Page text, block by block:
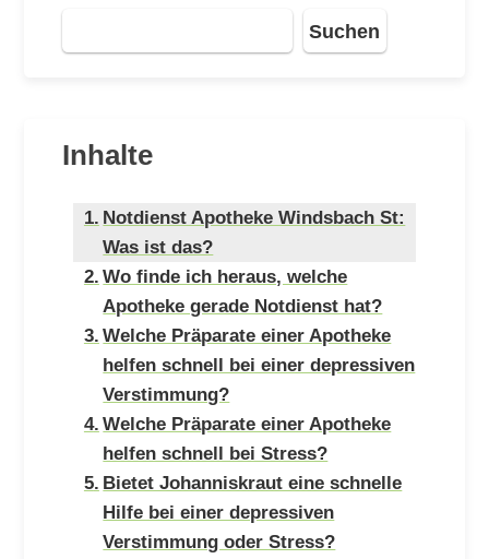
Suchen
Inhalte
Notdienst Apotheke Windsbach St:
Was ist das?
Wo finde ich heraus, welche
Apotheke gerade Notdienst hat?
Welche Präparate einer Apotheke
helfen schnell bei einer depressiven
Verstimmung?
Welche Präparate einer Apotheke
helfen schnell bei Stress?
Bietet Johanniskraut eine schnelle
Hilfe bei einer depressiven
Verstimmung oder Stress?